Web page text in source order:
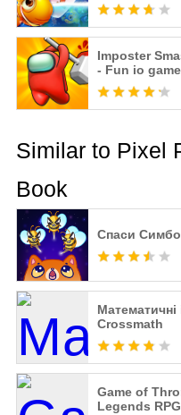
Imposter
- Fun io
Similar to Pixel
Book
Спаси
Математичні
Crossmath
Game of
Legends RPG